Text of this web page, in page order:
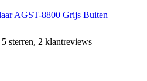
AGST-8800 Grijs Buiten
sterren, 2 klantreviews